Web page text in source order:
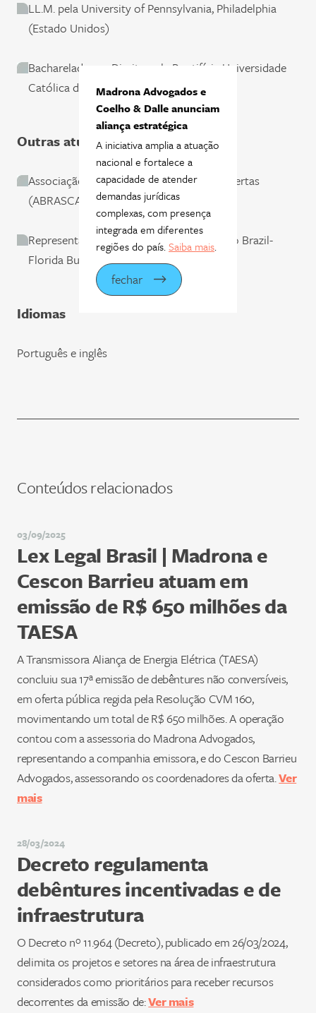
LL.M. pela University of Pennsylvania, Philadelphia
(Estado Unidos)
Bacharelado em Direito pela Pontifícia Universidade
Católica de São Paulo
Outras atuações
Associação Brasileira das Companhias Abertas
(ABRASCA)
Representante do Madrona Advogados no Brazil-
Florida Business Council, Inc
Idiomas
Português e inglês
Conteúdos relacionados
03/09/2025
Lex Legal Brasil | Madrona e
Cescon Barrieu atuam em
emissão de R$ 650 milhões da
TAESA
A Transmissora Aliança de Energia Elétrica (TAESA)
concluiu sua 17ª emissão de debêntures não conversíveis,
em oferta pública regida pela Resolução CVM 160,
movimentando um total de R$ 650 milhões. A operação
contou com a assessoria do Madrona Advogados,
representando a companhia emissora, e do Cescon Barrieu
Advogados, assessorando os coordenadores da oferta.Ver
mais
28/03/2024
Decreto regulamenta
debêntures incentivadas e de
infraestrutura
O Decreto nº 11.964 (Decreto), publicado em 26/03/2024,
delimita os projetos e setores na área de infraestrutura
considerados como prioritários para receber recursos
decorrentes da emissão de:Ver mais
Madrona Advogados e
Coelho & Dalle anunciam
aliança estratégica
A iniciativa amplia a atuação
nacional e fortalece a
capacidade de atender
demandas jurídicas
complexas, com presença
integrada em diferentes
regiões do país.Saiba mais.
fechar